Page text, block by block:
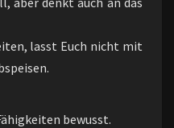
lasst Euch nicht mit
bewusst.